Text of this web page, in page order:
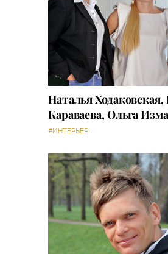
Наталья
Караваева, Ольга
#ИНТЕРЬЕР